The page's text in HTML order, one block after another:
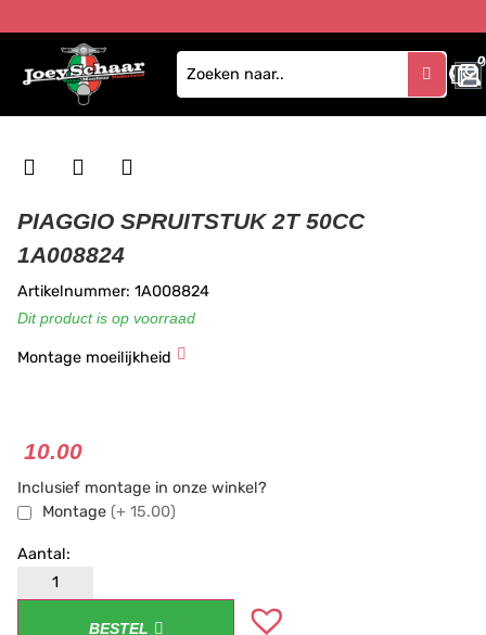
0
0
PIAGGIO SPRUITSTUK 2T 50CC
1A008824
Artikelnummer: 1A008824
Dit product is op voorraad
Montage moeilijkheid
★ ★ ★
10.00
Inclusief montage in onze winkel?
Montage (+ 15.00)
BESTEL